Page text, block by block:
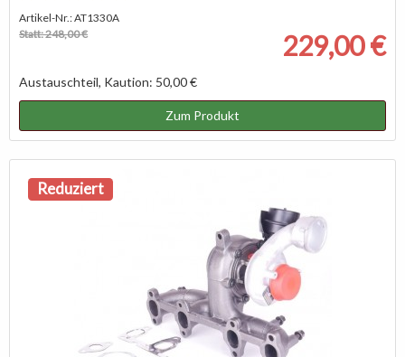
Artikel-Nr.: AT1330A
Statt: 248,00 €
229,00 €
Austauschteil, Kaution: 50,00 €
Zum Produkt
Reduziert